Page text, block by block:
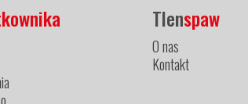
Tlenspaw
O nas
Kontakt